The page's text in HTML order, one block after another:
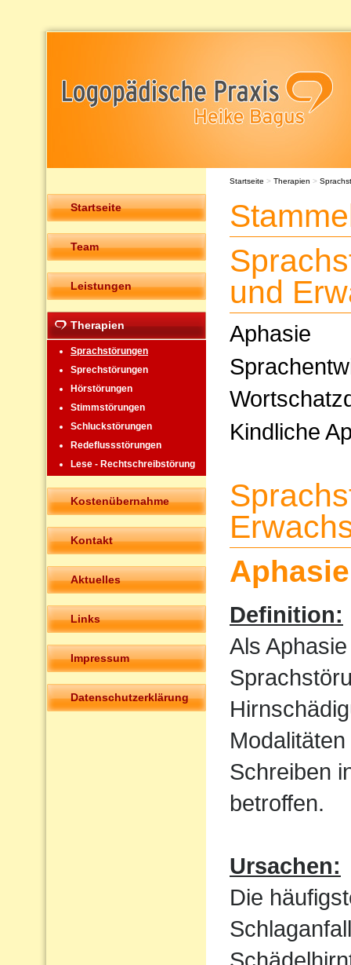
Startseite
Team
Leistungen
Therapien
Sprachstörungen
Sprechstörungen
Hörstörungen
Stimmstörungen
Schluckstörungen
Redeflussstörungen
Lese - Rechtschreibstörung
Kostenübernahme
Kontakt
Aktuelles
Links
Impressum
Datenschutzerklärung
Startseite > Therapien >
und
Aphasie
Kindliche
Aphasie
Definition:
Als
Schreiben
betroffen.
Ursachen:
Die